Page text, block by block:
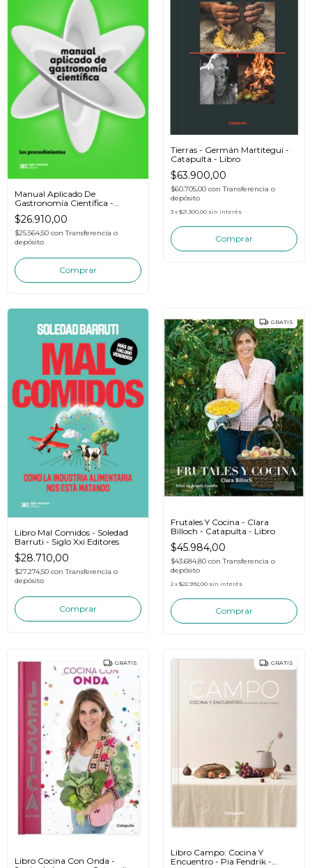
Manual Aplicado De
Gastronomía Científica -
Koppmann Mariana
$26.910,00
$25.564,50 con Transferencia o
depósito
Tierras - Germán Martitegui -
Catapulta - Libro
$63.900,00
$60.705,00 con Transferencia o
depósito
3 x $21.300,00 sin interés
Libro Mal Comidos - Soledad
Barruti - Siglo Xxi Editores
$28.710,00
$27.274,50 con Transferencia o
depósito
GRATIS
Frutales Y Cocina - Clara
Billoch - Catapulta - Libro
$45.984,00
$43.684,80 con Transferencia o
depósito
2 x $22.992,00 sin interés
GRATIS
Libro Cocina Con Onda -
GRATIS
Libro Campo: Cocina Y
Encuentro - Pia Fendrik -